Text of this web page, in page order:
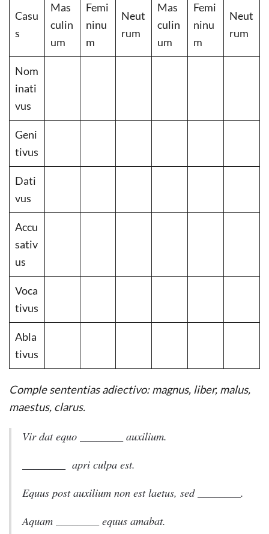
Casu
s
Mas
culin
um
Femi
ninu
m
Neut
rum
Mas
culin
um
Femi
ninu
m
Neut
rum
Nom
inati
vus
Geni
tivus
Dati
vus
Accu
sativ
us
Voca
tivus
Abla
tivus
Comple sententias adiectivo: magnus, liber, malus,
maestus, clarus.
Vir dat equo ________ auxilium.
________ apri culpa est.
Equus post auxilium non est laetus, sed ________.
Aquam ________ equus amabat.